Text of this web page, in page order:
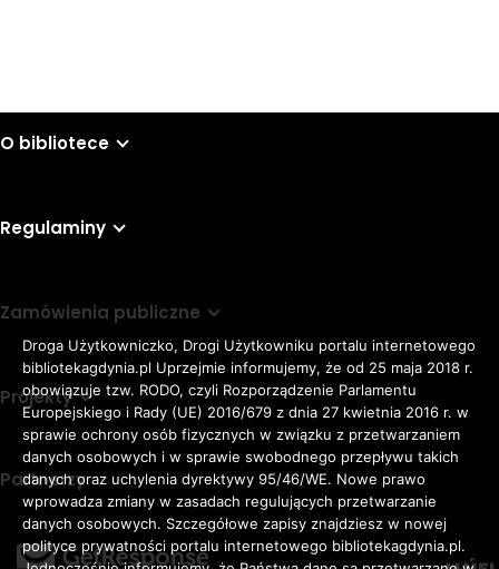
Rozmiar
czcionki
Adomyślna czcionka
Awiększa czcionka
KONTRAST:
ZWIĘKSZ
O bibliotece
Regulaminy
Zamówienia publiczne
Projekty
Partnerzy
Droga Użytkowniczko, Drogi Użytkowniku portalu internetowego
bibliotekagdynia.pl Uprzejmie informujemy, że od 25 maja 2018 r.
obowiązuje tzw. RODO, czyli Rozporządzenie Parlamentu
Europejskiego i Rady (UE) 2016/679 z dnia 27 kwietnia 2016 r. w
sprawie ochrony osób fizycznych w związku z przetwarzaniem
danych osobowych i w sprawie swobodnego przepływu takich
danych oraz uchylenia dyrektywy 95/46/WE. Nowe prawo
wprowadza zmiany w zasadach regulujących przetwarzanie
danych osobowych. Szczegółowe zapisy znajdziesz w nowej
polityce prywatności portalu internetowego bibliotekagdynia.pl.